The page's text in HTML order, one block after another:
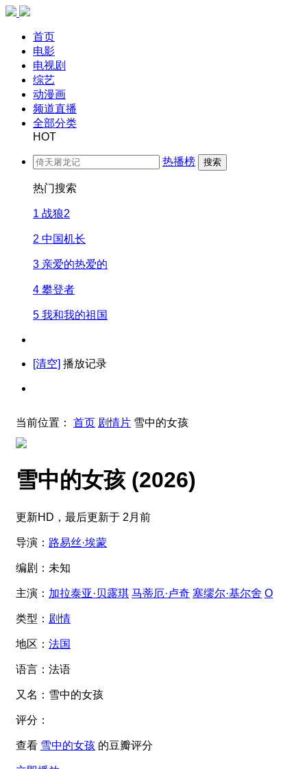
首页
电影
电视剧
综艺
动漫画
频道直播
全部分类
HOT
热播榜 搜索
热门搜索
1 战狼2
2 中国机长
3 亲爱的热爱的
4 攀登者
5 我和我的祖国
[清空] 播放记录
当前位置： 首页 剧情片 雪中的女孩
雪中的女孩 (2026)
更新HD，最后更新于 2月前
导演： 路易丝·埃蒙
编剧： 未知
主演： 加拉泰亚·贝露琪 马蒂厄·卢奇 塞缪尔·基尔舍 O
类型： 剧情
地区： 法国
语言： 法语
又名： 雪中的女孩
评分：
查看 雪中的女孩 的豆瓣评分